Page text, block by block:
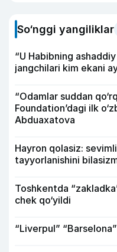
So‘nggi yangiliklar
“U Habibning
jangchilari kim ekani
“Odamlar suddan
Foundation’dagi ilk
Abduaxatova
Hayron qolasiz:
tayyorlanishini
Toshkentda
chek qo‘yildi
“Liverpul”